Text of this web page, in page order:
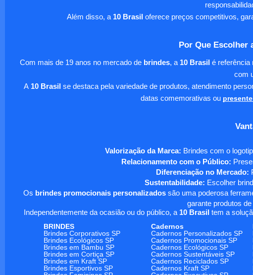
Além disso, a 10 Brasil oferece preços competitivos,
Por Que Escolher
Com mais de 19 anos no mercado de brindes, a 10 Brasil é referência
com
A10 Brasil se destaca pela variedade de produtos, atendimento
datas comemorativas ou
Valorização da Marca: Brindes com o
Relacionamento com o Público:
Diferenciação no Mercado:
Sustentabilidade: Escolher
Os brindes promocionais personalizados são uma poderosa
garante produtos
Independentemente da ocasião ou do público, a 10 Brasil tem a
BRINDES
Cadernos
Brindes Corporativos SP
Cadernos Personalizados SP
Brindes Ecológicos SP
Cadernos Promocionais SP
Brindes em Bambu SP
Cadernos Ecológicos SP
Brindes em Cortiça SP
Cadernos Sustentáveis SP
Brindes em Kraft SP
Cadernos Reciclados SP
Brindes Esportivos SP
Cadernos Kraft SP